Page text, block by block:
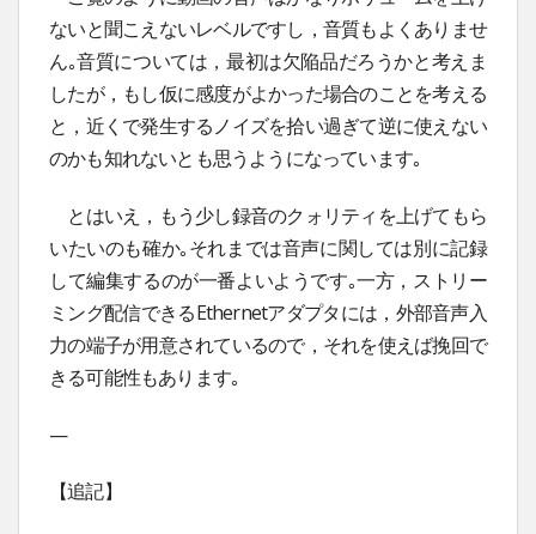
ないと聞こえないレベルですし，音質もよくありませ
ん｡音質については，最初は欠陥品だろうかと考えま
したが，もし仮に感度がよかった場合のことを考える
と，近くで発生するノイズを拾い過ぎて逆に使えない
のかも知れないとも思うようになっています｡
とはいえ，もう少し録音のクォリティを上げてもら
いたいのも確か｡それまでは音声に関しては別に記録
して編集するのが一番よいようです｡一方，ストリー
ミング配信できるEthernetアダプタには，外部音声入
力の端子が用意されているので，それを使えば挽回で
きる可能性もあります｡
—
【追記】